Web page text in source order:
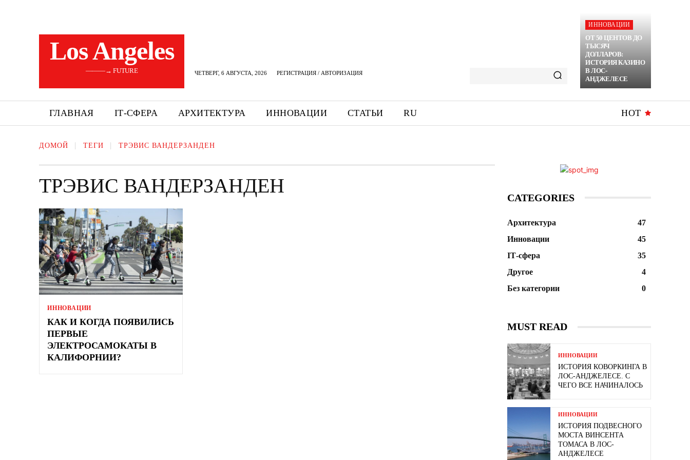
Los Angeles
———→ FUTURE ЧЕТВЕРГ, 6 АВГУСТА, 2026 РЕГИСТРАЦИЯ / АВТОРИЗАЦИЯ
ИННОВАЦИИ
ОТ 50 ЦЕНТОВ ДО
ТЫСЯЧ
ДОЛЛАРОВ:
ИСТОРИЯ КАЗИНО
В ЛОС-
АНДЖЕЛЕСЕ
ГЛАВНАЯ ІТ-СФЕРА АРХИТЕКТУРА ИННОВАЦИИ СТАТЬИ RU HOT
ДОМОЙ ТЕГИ ТРЭВИС ВАНДЕРЗАНДЕН
ТРЭВИС ВАНДЕРЗАНДЕН
ИННОВАЦИИ
КАК И КОГДА ПОЯВИЛИСЬ
ПЕРВЫЕ
ЭЛЕКТРОСАМОКАТЫ В
КАЛИФОРНИИ?
CATEGORIES
Архитектура
47
Инновации
45
ІТ-сфера
35
Другое
4
Без категории
0
MUST READ
ИННОВАЦИИ
ИСТОРИЯ КОВОРКИНГА В
ЛОС-АНДЖЕЛЕСЕ. С
ЧЕГО ВСЕ НАЧИНАЛОСЬ
ИННОВАЦИИ
ИСТОРИЯ ПОДВЕСНОГО
МОСТА ВИНСЕНТА
ТОМАСА В ЛОС-
АНДЖЕЛЕСЕ